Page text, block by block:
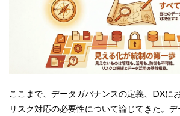
ここまで、データガバナンスの定義、DXに
リスク対応の必要性について論じてきた。デ